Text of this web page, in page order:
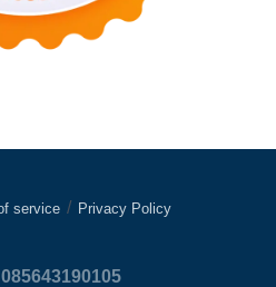
service Privacy Policy